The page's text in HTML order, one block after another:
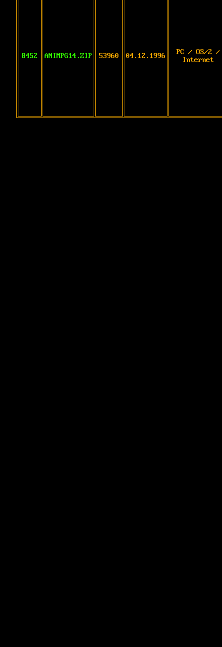
8452 ANIMPG14.ZIP 53960 04.12.1996
PC / OS/2 /
Internet